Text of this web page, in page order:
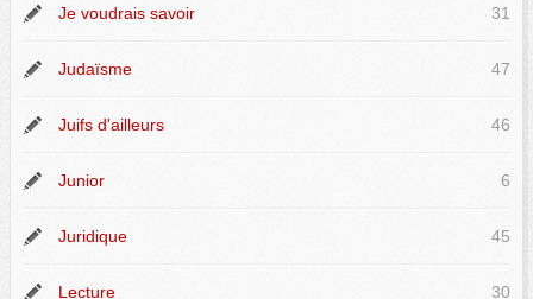
Je voudrais savoir 31
Judaïsme 47
Juifs d'ailleurs 46
Junior 6
Juridique 45
Lecture 30